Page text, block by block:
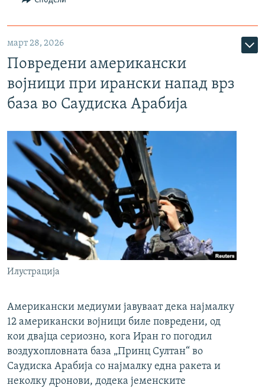
март 28, 2026
Повредени американски
војници при ирански напад врз
база во Саудиска Арабија
Илустрација
Американски медиуми јавуваат дека најмалку
12 американски војници биле повредени, од
кои двајца сериозно, кога Иран го погодил
воздухопловната база „Принц Султан“ во
Саудиска Арабија со најмалку една ракета и
неколку дронови, додека јеменските